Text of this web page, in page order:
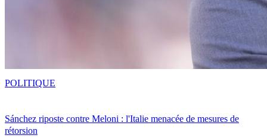
Sánchez riposte contre Meloni : l'Italie menacée de mesures de
rétorsion
POLITIQUE